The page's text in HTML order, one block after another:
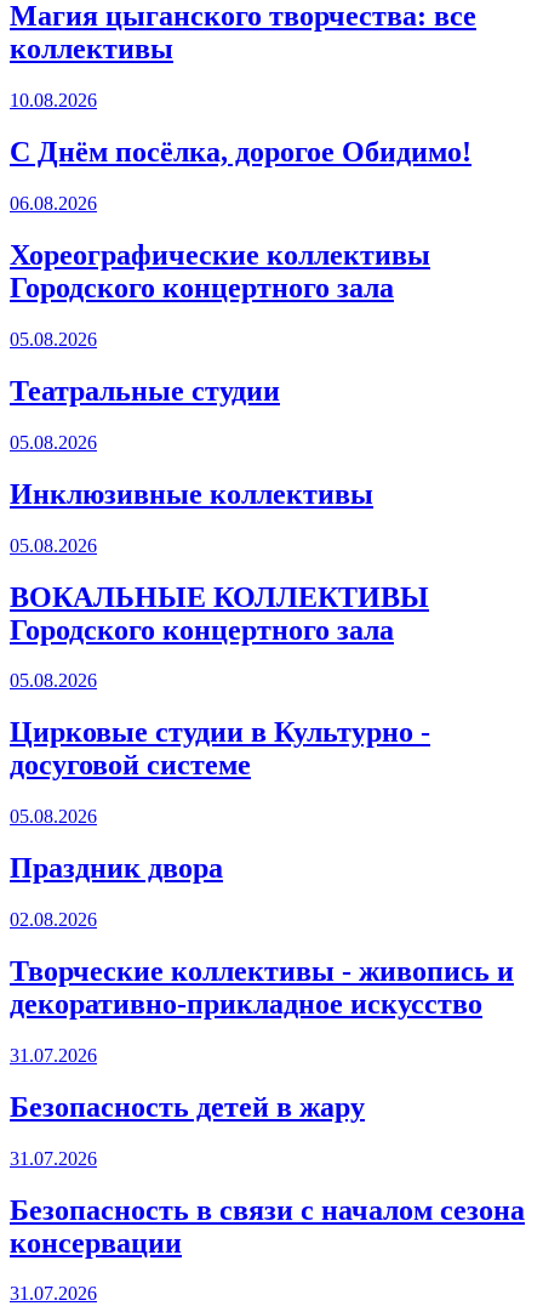
Магия цыганского творчества: все
коллективы
10.08.2026
С Днём посёлка, дорогое Обидимо!
06.08.2026
Хореографические коллективы
Городского концертного зала
05.08.2026
Театральные студии
05.08.2026
Инклюзивные коллективы
05.08.2026
ВОКАЛЬНЫЕ КОЛЛЕКТИВЫ
Городского концертного зала
05.08.2026
Цирковые студии в Культурно -
досуговой системе
05.08.2026
Праздник двора
02.08.2026
Творческие коллективы - живопись и
декоративно-прикладное искусство
31.07.2026
Безопасность детей в жару
31.07.2026
Безопасность в связи с началом сезона
консервации
31.07.2026